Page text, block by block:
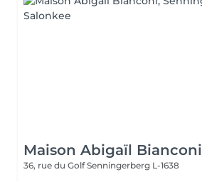
Maison Abigaïl Bianconi
36, rue du GolfSenningerberg L-1638